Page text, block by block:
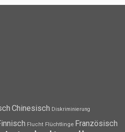
Chinesisch Diskriminierung
Flucht Flüchtlinge Französisch